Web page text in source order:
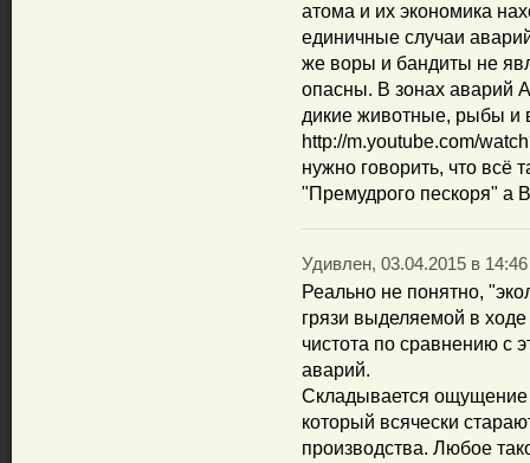
атома и их экономика
единичные случаи
же воры и бандиты не
опасны. В зонах аварий
дикие животные, рыбы и
http://m.youtube.com/
нужно говорить, что всё
"Премудрого пескоря" а
Удивлен, 03.04.2015 в 14:46
Реально не понятно,
грязи выделяемой в
чистота по сравнению с
аварий.
Складывается ощущение
который всячески
производства. Любое